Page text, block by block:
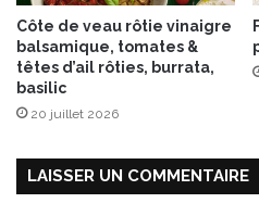
e
-
d
e
T
r
Côte de veau rôtie vinaigre
balsamique, tomates &
têtes d’ail rôties, burrata,
basilic
20 juillet 2026
LAISSER UN COMMENTAIRE